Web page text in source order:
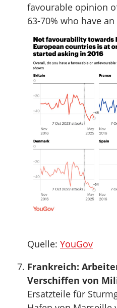
favourable opinion
63-70% who have
Quelle: YouGov
Frankreich:
Verschiffen von
Ersatzteile für